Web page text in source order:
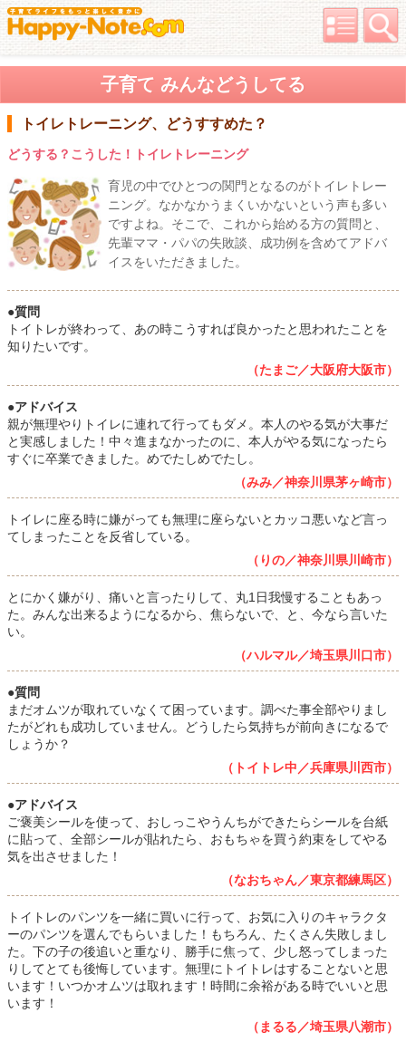
子育て みんなどうしてる
トイレトレーニング、どうすすめた？
どうする？こうした！トイレトレーニング
育児の中でひとつの関門となるのがトイレトレー
ニング。なかなかうまくいかないという声も多い
ですよね。そこで、これから始める方の質問と、
先輩ママ・パパの失敗談、成功例を含めてアドバ
イスをいただきました。
●質問
トイトレが終わって、あの時こうすれば良かったと思われたことを
知りたいです。
（たまご／大阪府大阪市）
●アドバイス
親が無理やりトイレに連れて行ってもダメ。本人のやる気が大事だ
と実感しました！中々進まなかったのに、本人がやる気になったら
すぐに卒業できました。めでたしめでたし。
（みみ／神奈川県茅ヶ崎市）
トイレに座る時に嫌がっても無理に座らないとカッコ悪いなど言っ
てしまったことを反省している。
（りの／神奈川県川崎市）
とにかく嫌がり、痛いと言ったりして、丸1日我慢することもあっ
た。みんな出来るようになるから、焦らないで、と、今なら言いた
い。
（ハルマル／埼玉県川口市）
●質問
まだオムツが取れていなくて困っています。調べた事全部やりまし
たがどれも成功していません。どうしたら気持ちが前向きになるで
しょうか？
（トイトレ中／兵庫県川西市）
●アドバイス
ご褒美シールを使って、おしっこやうんちができたらシールを台紙
に貼って、全部シールが貼れたら、おもちゃを買う約束をしてやる
気を出させました！
（なおちゃん／東京都練馬区）
トイトレのパンツを一緒に買いに行って、お気に入りのキャラクタ
ーのパンツを選んでもらいました！もちろん、たくさん失敗しまし
た。下の子の後追いと重なり、勝手に焦って、少し怒ってしまった
りしてとても後悔しています。無理にトイトレはすることないと思
います！いつかオムツは取れます！時間に余裕がある時でいいと思
います！
（まるる／埼玉県八潮市）